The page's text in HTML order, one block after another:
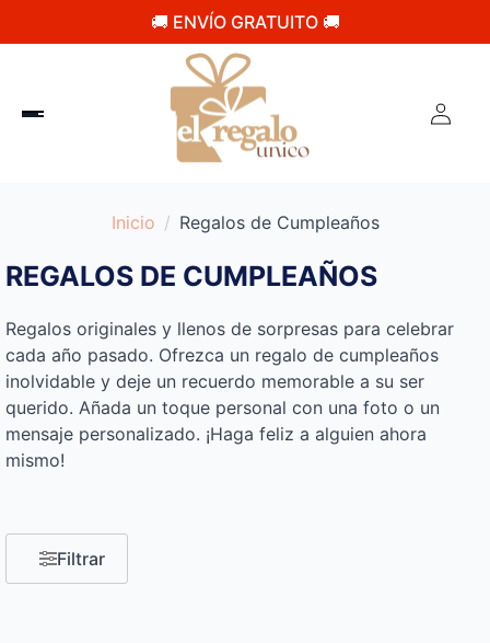
🚚 ENVÍO GRATUITO 🚚
Inicio Regalos de Cumpleaños
REGALOS DE CUMPLEAÑOS
Regalos originales y llenos de sorpresas para celebrar
cada año pasado. Ofrezca un regalo de cumpleaños
inolvidable y deje un recuerdo memorable a su ser
querido. Añada un toque personal con una foto o un
mensaje personalizado. ¡Haga feliz a alguien ahora
mismo!
Filtrar